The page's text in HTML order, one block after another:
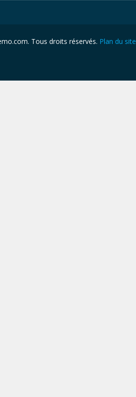
Tous droits réservés. Plan du site